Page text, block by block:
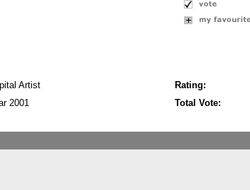
Artist Rating:
2001 Total Vote: